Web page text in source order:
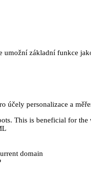
základní funkce
účely personalizace a
This is beneficial for
domain